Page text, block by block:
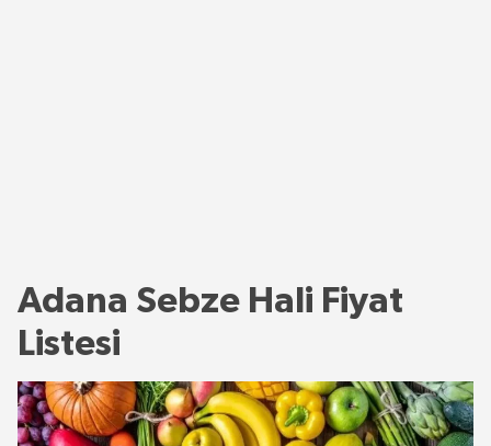
Adana Sebze Hali Fiyat
Listesi